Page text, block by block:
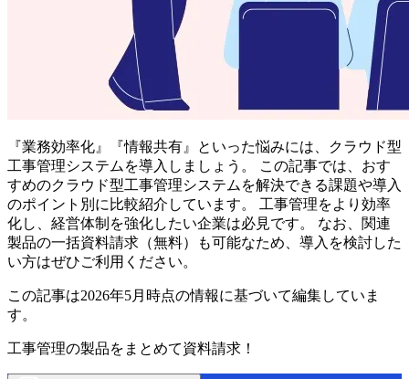
『業務効率化』『情報共有』といった悩みには、クラウド型
工事管理システムを導入しましょう。 この記事では、おす
すめのクラウド型工事管理システムを解決できる課題や導入
のポイント別に比較紹介しています。 工事管理をより効率
化し、経営体制を強化したい企業は必見です。 なお、関連
製品の一括資料請求（無料）も可能なため、導入を検討した
い方はぜひご利用ください。
この記事は2026年5月時点の情報に基づいて編集していま
す。
工事管理の製品をまとめて資料請求！